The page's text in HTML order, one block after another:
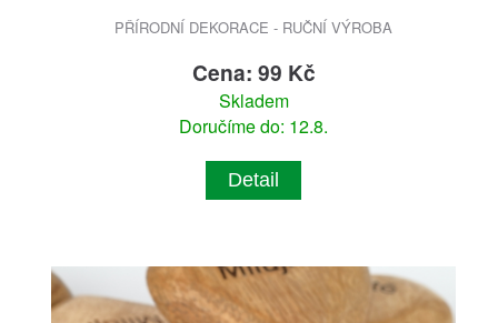
PŘÍRODNÍ DEKORACE - RUČNÍ VÝROBA
Cena: 99 Kč
Skladem
Doručíme do: 12.8.
Detail